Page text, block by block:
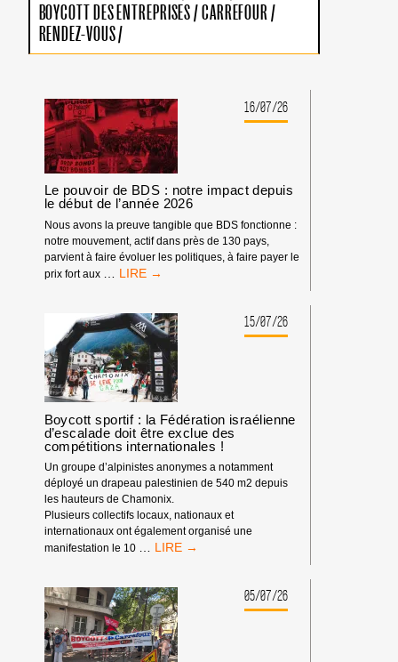
BOYCOTT DES ENTREPRISES/CARREFOUR /
RENDEZ-VOUS/
16/07/26
Le pouvoir de BDS : notre impact depuis
le début de l’année 2026
Nous avons la preuve tangible que BDS fonctionne :
notre mouvement, actif dans près de 130 pays,
parvient à faire évoluer les politiques, à faire payer le
prix fort aux
LE
BDS
:
NOTRE
IMPACT
DEPUIS
LE
DÉBUT
DE
L’ANNÉE
2026
15/07/26
Boycott sportif : la Fédération israélienne
d’escalade doit être exclue des
compétitions internationales !
Un groupe d’alpinistes anonymes a notamment
déployé un drapeau palestinien de 540 m2 depuis
les hauteurs de Chamonix.
Plusieurs collectifs locaux, nationaux et
internationaux ont également organisé une
manifestation le 10
BOYCOTT
LA
FÉDÉRATION
ISRAÉLIENNE
D’ESCALADE
DOIT
05/07/26